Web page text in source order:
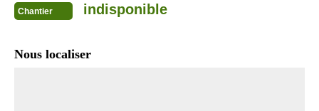
Chantier indisponible
Nous localiser